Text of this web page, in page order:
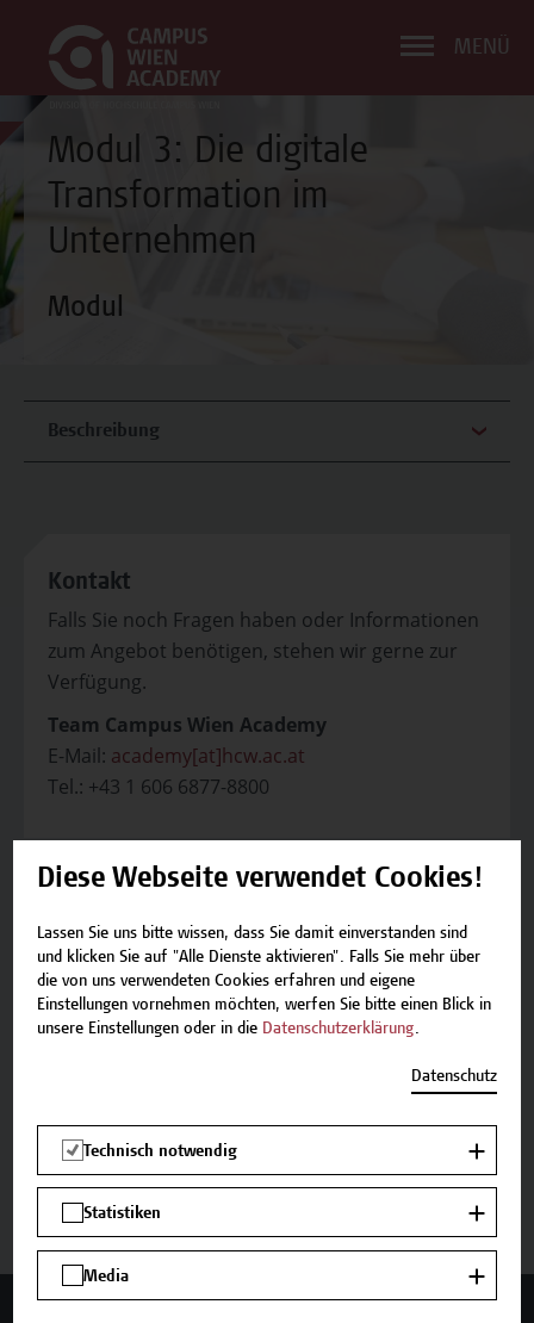
MENÜ
Modul 3: Die digitale
Transformation im
Unternehmen
Modul
Beschreibung
Kontakt
Falls Sie noch Fragen haben oder Informationen
zum Angebot benötigen, stehen wir gerne zur
Verfügung.
Team Campus Wien Academy
E-Mail: academy[at]hcw.ac.at
Tel.: +43 1 606 6877-8800
Beschreibung
Termine und Bewerbung
Zurück zum Zertifikatsprogramm
Jetzt anmelden
Diese Webseite verwendet Cookies!
Lassen Sie uns bitte wissen, dass Sie damit einverstanden sind
und klicken Sie auf "Alle Dienste aktivieren". Falls Sie mehr über
die von uns verwendeten Cookies erfahren und eigene
Einstellungen vornehmen möchten, werfen Sie bitte einen Blick in
unsere Einstellungen oder in die Datenschutzerklärung.
Datenschutz
Technisch notwendig
Statistiken
Media